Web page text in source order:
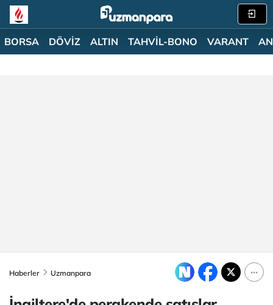
BORSA DÖVİZ ALTIN TAHVİL-BONO VARANT
Haberler Uzmanpara